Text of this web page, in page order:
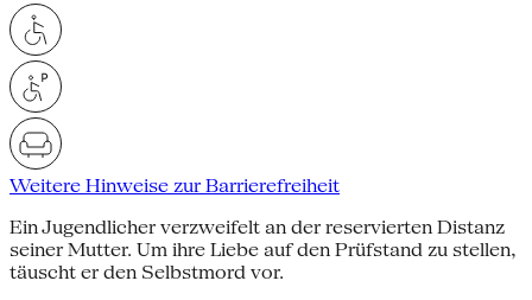
Weitere Hinweise zur Barrierefreiheit
Ein Jugendlicher verzweifelt an der reservierten Distanz
seiner Mutter. Um ihre Liebe auf den Prüfstand zu stellen,
täuscht er den Selbstmord vor.